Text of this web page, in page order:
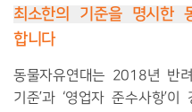
최소한의 기준을 명시한
합니다
동물자유연대는 2018년 반
기준’과 ‘영업자 준수사항’